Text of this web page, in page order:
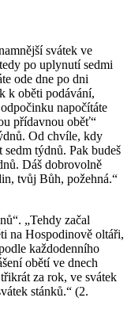
svátek ve
po uplynutí sedmi
ode dne po dni
k oběti podávání,
napočítáte
přídavnou oběť“
Od chvíle, kdy
týdnů. Pak budeš
Dáš dobrovolně
tvůj Bůh, požehná.“
„Tehdy začal
na Hospodinově oltáři,
každodenního
obětí ve dnech
za rok, ve svátek
stánků.“ (2.